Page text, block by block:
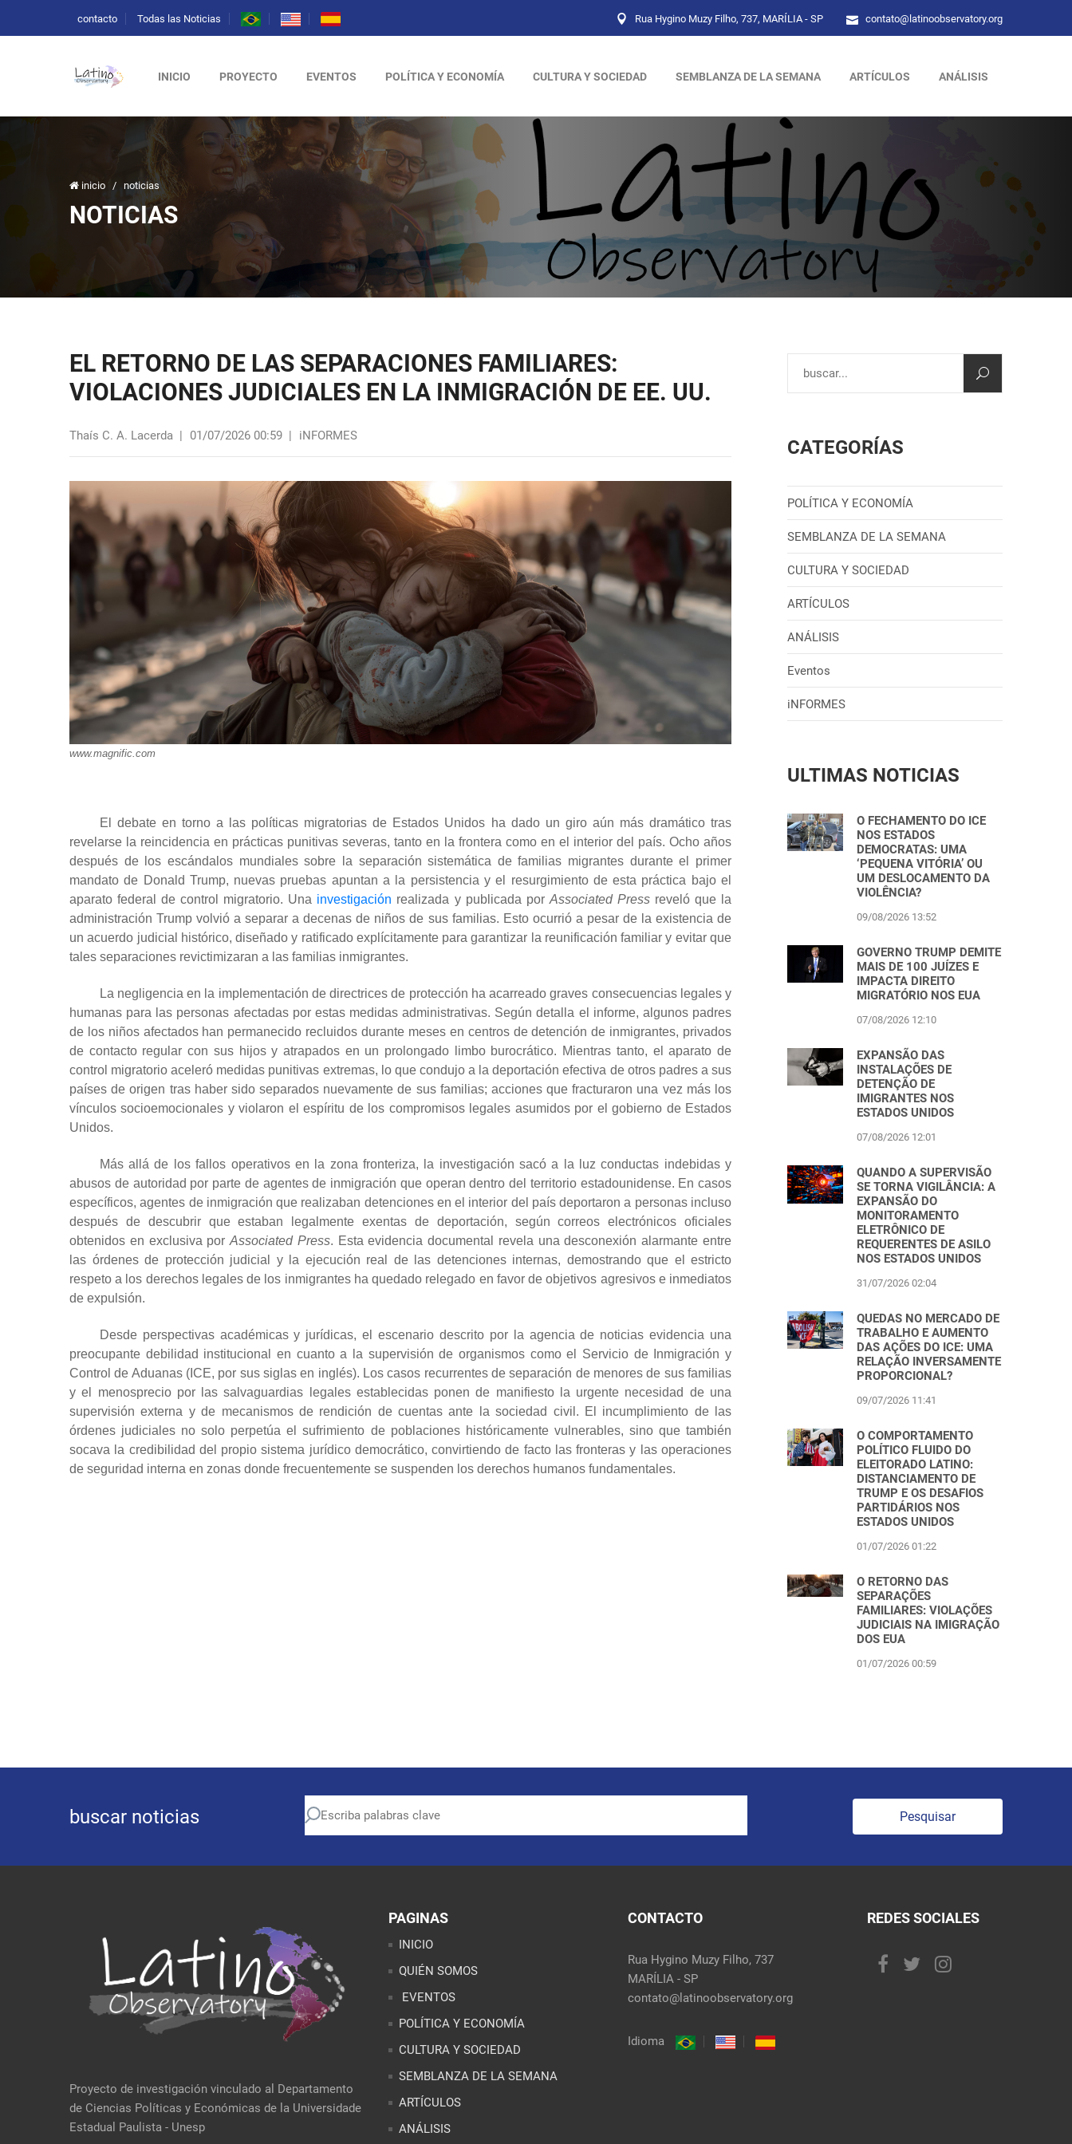
contacto Todas las Noticias Rua Hygino Muzy Filho, 737, MARÍLIA - SP contato@latinoobservatory.org
INICIO PROYECTO EVENTOS POLÍTICA Y ECONOMÍA CULTURA Y SOCIEDAD SEMBLANZA DE LA SEMANA ARTÍCULOS ANÁLISIS
inicio / noticias
NOTICIAS
EL RETORNO DE LAS SEPARACIONES FAMILIARES:
VIOLACIONES JUDICIALES EN LA INMIGRACIÓN DE EE. UU.
Thaís C. A. Lacerda | 01/07/2026 00:59 | iNFORMES
www.magnific.com
El debate en torno a las políticas migratorias de Estados Unidos ha dado un giro aún más dramático tras
revelarse la reincidencia en prácticas punitivas severas, tanto en la frontera como en el interior del país. Ocho años
después de los escándalos mundiales sobre la separación sistemática de familias migrantes durante el primer
mandato de Donald Trump, nuevas pruebas apuntan a la persistencia y el resurgimiento de esta práctica bajo el
aparato federal de control migratorio. Una investigación realizada y publicada por Associated Pressreveló que la
administración Trump volvió a separar a decenas de niños de sus familias. Esto ocurrió a pesar de la existencia de
un acuerdo judicial histórico, diseñado y ratificado explícitamente para garantizar la reunificación familiar y evitar que
tales separaciones revictimizaran a las familias inmigrantes.
La negligencia en la implementación de directrices de protección ha acarreado graves consecuencias legales y
humanas para las personas afectadas por estas medidas administrativas. Según detalla el informe, algunos padres
de los niños afectados han permanecido recluidos durante meses en centros de detención de inmigrantes, privados
de contacto regular con sus hijos y atrapados en un prolongado limbo burocrático. Mientras tanto, el aparato de
control migratorio aceleró medidas punitivas extremas, lo que condujo a la deportación efectiva de otros padres a sus
países de origen tras haber sido separados nuevamente de sus familias; acciones que fracturaron una vez más los
vínculos socioemocionales y violaron el espíritu de los compromisos legales asumidos por el gobierno de Estados
Unidos.
Más allá de los fallos operativos en la zona fronteriza, la investigación sacó a la luz conductas indebidas y
abusos de autoridad por parte de agentes de inmigración que operan dentro del territorio estadounidense. En casos
específicos, agentes de inmigración que realizaban detenciones en el interior del país deportaron a personas incluso
después de descubrir que estaban legalmente exentas de deportación, según correos electrónicos oficiales
obtenidos en exclusiva porAssociated Press. Esta evidencia documental revela una desconexión alarmante entre
las órdenes de protección judicial y la ejecución real de las detenciones internas, demostrando que el estricto
respeto a los derechos legales de los inmigrantes ha quedado relegado en favor de objetivos agresivos e inmediatos
de expulsión.
Desde perspectivas académicas y jurídicas, el escenario descrito por la agencia de noticias evidencia una
preocupante debilidad institucional en cuanto a la supervisión de organismos como el Servicio de Inmigración y
Control de Aduanas (ICE, por sus siglas en inglés). Los casos recurrentes de separación de menores de sus familias
y el menosprecio por las salvaguardias legales establecidas ponen de manifiesto la urgente necesidad de una
supervisión externa y de mecanismos de rendición de cuentas ante la sociedad civil. El incumplimiento de las
órdenes judiciales no solo perpetúa el sufrimiento de poblaciones históricamente vulnerables, sino que también
socava la credibilidad del propio sistema jurídico democrático, convirtiendo de facto las fronteras y las operaciones
de seguridad interna en zonas donde frecuentemente se suspenden los derechos humanos fundamentales.
CATEGORÍAS
POLÍTICA Y ECONOMÍA
SEMBLANZA DE LA SEMANA
CULTURA Y SOCIEDAD
ARTÍCULOS
ANÁLISIS
Eventos
iNFORMES
ULTIMAS NOTICIAS
O FECHAMENTO DO ICE
NOS ESTADOS
DEMOCRATAS: UMA
‘PEQUENA VITÓRIA’ OU
UM DESLOCAMENTO DA
VIOLÊNCIA?
09/08/2026 13:52
GOVERNO TRUMP DEMITE
MAIS DE 100 JUÍZES E
IMPACTA DIREITO
MIGRATÓRIO NOS EUA
07/08/2026 12:10
EXPANSÃO DAS
INSTALAÇÕES DE
DETENÇÃO DE
IMIGRANTES NOS
ESTADOS UNIDOS
07/08/2026 12:01
QUANDO A SUPERVISÃO
SE TORNA VIGILÂNCIA: A
EXPANSÃO DO
MONITORAMENTO
ELETRÔNICO DE
REQUERENTES DE ASILO
NOS ESTADOS UNIDOS
31/07/2026 02:04
QUEDAS NO MERCADO DE
TRABALHO E AUMENTO
DAS AÇÕES DO ICE: UMA
RELAÇÃO INVERSAMENTE
PROPORCIONAL?
09/07/2026 11:41
O COMPORTAMENTO
POLÍTICO FLUIDO DO
ELEITORADO LATINO:
DISTANCIAMENTO DE
TRUMP E OS DESAFIOS
PARTIDÁRIOS NOS
ESTADOS UNIDOS
01/07/2026 01:22
O RETORNO DAS
SEPARAÇÕES
FAMILIARES: VIOLAÇÕES
JUDICIAIS NA IMIGRAÇÃO
DOS EUA
01/07/2026 00:59
buscar noticias Pesquisar
Proyecto de investigación vinculado al Departamento
de Ciencias Políticas y Económicas de la Universidade
Estadual Paulista - Unesp
PAGINAS
INICIO
QUIÉN SOMOS
EVENTOS
POLÍTICA Y ECONOMÍA
CULTURA Y SOCIEDAD
SEMBLANZA DE LA SEMANA
ARTÍCULOS
ANÁLISIS
CONTACTO
Rua Hygino Muzy Filho, 737
MARÍLIA - SP
contato@latinoobservatory.org
Idioma
REDES SOCIALES